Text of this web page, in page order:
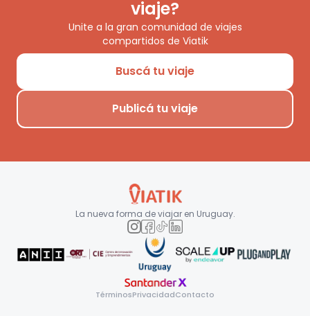
viaje?
Unite a la gran comunidad de viajes
compartidos de Viatik
Buscá tu viaje
Publicá tu viaje
La nueva forma de viajar en Uruguay.
TérminosPrivacidadContacto